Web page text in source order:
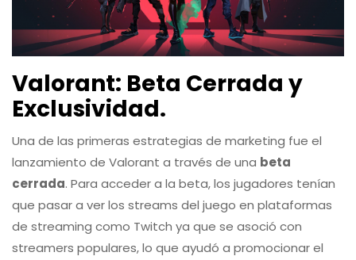
Valorant: Beta Cerrada y
Exclusividad.
Una de las primeras estrategias de marketing fue el
lanzamiento de Valorant a través de una beta
cerrada. Para acceder a la beta, los jugadores tenían
que pasar a ver los streams del juego en plataformas
de streaming como Twitch ya que se asoció con
streamers populares, lo que ayudó a promocionar el